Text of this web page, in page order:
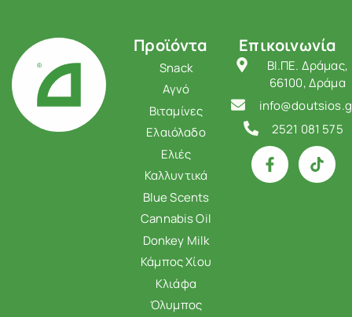
Προϊόντα
Snack
Αγνό
Βιταμίνες
Ελαιόλαδο
Ελιές
Καλλυντικά
Blue Scents
Cannabis Oil
Donkey Milk
Κάμπος Χίου
Κλιάφα
Όλυμπος
Επικοινωνία
ΒΙ.ΠΕ. Δράμας,
66100, Δράμα
2521 081 575